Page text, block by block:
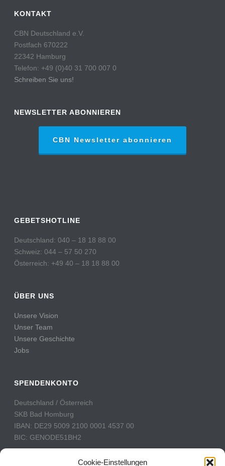
Cookie-Einstellungen
KONTAKT
CBN Deutschland e.V.
Postfach 670222
22342 Hamburg
Telefon: +49 (0)40 31 700 007 0
Schreiben Sie uns!
NEWSLETTER ABONNIEREN
CBN Newsletter abonnieren
GEBETSHOTLINE
Deutschland: 040 – 18 18 88 00
Schweiz: 044 – 57 50 270
Österreich: +49 40 – 18 18 88 00
ÜBER UNS
Unsere Vision
Unser Team
Unsere Geschichte
Jobs
SPENDENKONTO
Deutschland / Österreich
SKB Bad Homburg
IBAN: DE29 5009 2100 0001 4537 00
BIC: GENODE51BH2